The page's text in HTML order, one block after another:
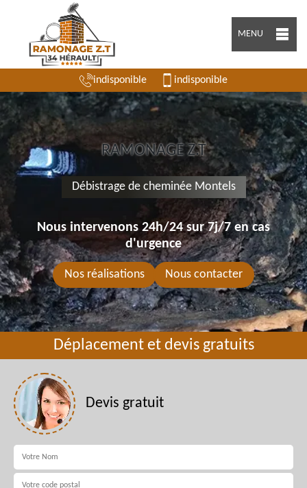
MENU
indisponible indisponible
RAMONAGE Z.T
Débistrage de cheminée Montels
Nous intervenons 24h/24 sur 7j/7 en cas
d'urgence
Nos réalisations Nous contacter
Déplacement et devis gratuits
Devis gratuit